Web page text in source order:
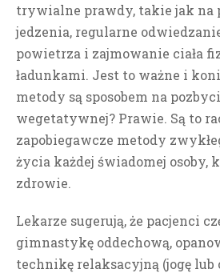
trywialne prawdy, takie jak na
jedzenia, regularne
powietrza i zajmowanie ciała
ładunkami. Jest to ważne i
metody są sposobem na
wegetatywnej? Prawie. Są to
zapobiegawcze metody
życia każdej świadomej osoby,
zdrowie.
Lekarze sugerują, że pacjenci
gimnastykę oddechową,
technikę relaksacyjną (jogę lub